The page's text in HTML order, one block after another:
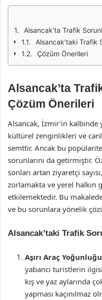
Alsancak’ta Trafik
Alsancak’taki Trafik
Çözüm Önerileri
Alsancak’ta
Çözüm Önerileri
Alsancak, İzmir’in
kültürel zenginlikleri ve
semttir. Ancak bu
sorunlarını da getirmiştir.
sonları artan ziyaretçi
zorlamakta ve yerel halkın
etkilemektedir. Bu
ve bu sorunlara yönelik
Alsancak’taki Trafik
Aşırı Araç Yoğunluğu
yabancı turistlerin
kış ve yaz aylarında
yapması kaçınılmaz